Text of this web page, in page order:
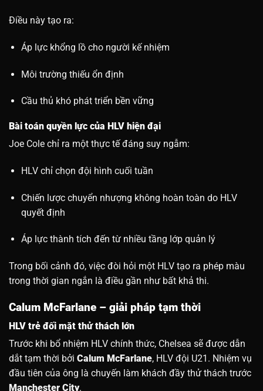
Điều này tạo ra:
Áp lực khổng lồ cho người kế nhiệm
Môi trường thiếu ổn định
Cầu thủ khó phát triển bền vững
Bài toán quyền lực của HLV hiện đại
Joe Cole chỉ ra một thực tế đáng suy ngẫm:
HLV chỉ chọn đội hình cuối tuần
Chiến lược chuyển nhượng không hoàn toàn do HLV
quyết định
Áp lực thành tích đến từ nhiều tầng lớp quản lý
Trong bối cảnh đó, việc đòi hỏi một HLV tạo ra phép màu
trong thời gian ngắn là điều gần như bất khả thi.
Calum McFarlane – giải pháp tạm thời
HLV trẻ đối mặt thử thách lớn
Trước khi bổ nhiệm HLV chính thức, Chelsea sẽ được dẫn
dắt tạm thời bởi Calum McFarlane, HLV đội U21. Nhiệm vụ
đầu tiên của ông là chuyến làm khách đầy thử thách trước
Manchester City.